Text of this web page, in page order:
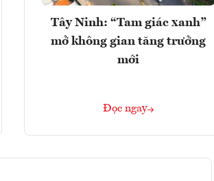
Tây Ninh: “Tam giác xanh”
mở không gian tăng trưởng
mới
Đọc ngay